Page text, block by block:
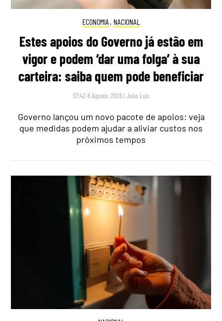
ECONOMIA , NACIONAL
Estes apoios do Governo já estão em
vigor e podem ‘dar uma folga’ à sua
carteira: saiba quem pode beneficiar
07:42 8 Agosto, 2026 |João Luís
Governo lançou um novo pacote de apoios: veja
que medidas podem ajudar a aliviar custos nos
próximos tempos